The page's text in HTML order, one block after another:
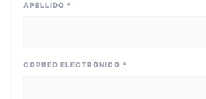
APELLIDO *
CORREO ELECTRÓNICO *